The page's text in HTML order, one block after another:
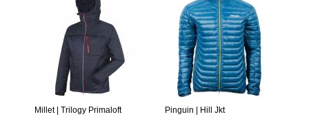
Millet | Trilogy Primaloft Pinguin | Hill Jkt